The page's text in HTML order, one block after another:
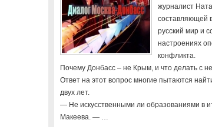
журналист
составляющей
русский мир и
настроениях
конфликта.
Почему Донбасс – не Крым, и что делать с
Ответ на этот вопрос многие пытаются
двух лет.
— Не искусственными ли образованиями в
Макеева. — …